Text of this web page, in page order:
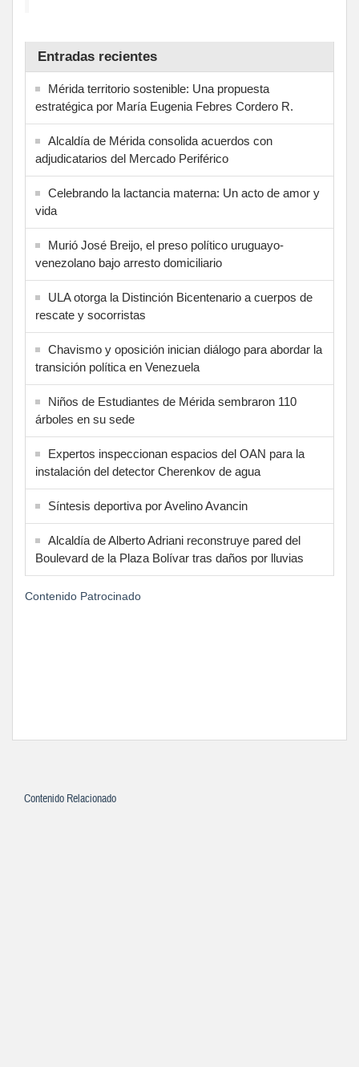
Entradas recientes
Mérida territorio sostenible: Una propuesta
estratégica por María Eugenia Febres Cordero R.
Alcaldía de Mérida consolida acuerdos con
adjudicatarios del Mercado Periférico
Celebrando la lactancia materna: Un acto de amor y
vida
Murió José Breijo, el preso político uruguayo-
venezolano bajo arresto domiciliario
ULA otorga la Distinción Bicentenario a cuerpos de
rescate y socorristas
Chavismo y oposición inician diálogo para abordar la
transición política en Venezuela
Niños de Estudiantes de Mérida sembraron 110
árboles en su sede
Expertos inspeccionan espacios del OAN para la
instalación del detector Cherenkov de agua
Síntesis deportiva por Avelino Avancin
Alcaldía de Alberto Adriani reconstruye pared del
Boulevard de la Plaza Bolívar tras daños por lluvias
Contenido Patrocinado
Contenido Relacionado